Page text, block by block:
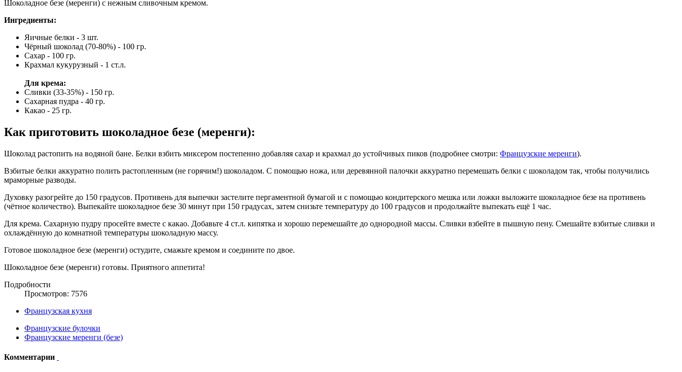
Шоколадное безе (меренги) с нежным сливочным кремом.
Ингредиенты:
Яичные белки - 3 шт.
Чёрный шоколад (70-80%) - 100 гр.
Сахар - 100 гр.
Крахмал кукурузный - 1 ст.л.
Для крема:
Сливки (33-35%) - 150 гр.
Сахарная пудра - 40 гр.
Какао - 25 гр.
Как приготовить шоколадное безе (меренги):
Шоколад растопить на водяной бане. Белки взбить миксером постепенно добавляя сахар и крахмал до устойчивых пиков (подробнее смотри: Французские меренги).
Взбитые белки аккуратно полить растопленным (не горячим!) шоколадом. С помощью ножа, или деревянной палочки аккуратно перемешать белки с шоколадом так, чтобы получились
мраморные разводы.
Духовку разогрейте до 150 градусов. Противень для выпечки застелите пергаментной бумагой и с помощью кондитерского мешка или ложки выложите шоколадное безе на противень
(чётное количество). Выпекайте шоколадное безе 30 минут при 150 градусах, затем снизьте температуру до 100 градусов и продолжайте выпекать ещё 1 час.
Для крема. Сахарную пудру просейте вместе с какао. Добавьте 4 ст.л. кипятка и хорошо перемешайте до однородной массы. Сливки взбейте в пышную пену. Смешайте взбитые сливки и
охлаждённую до комнатной температуры шоколадную массу.
Готовое шоколадное безе (меренги) остудите, смажьте кремом и соедините по двое.
Шоколадное безе (меренги) готовы. Приятного аппетита!
Подробности
Просмотров: 7576
Французская кухня
Французские булочки
Французские меренги (безе)
Комментарии